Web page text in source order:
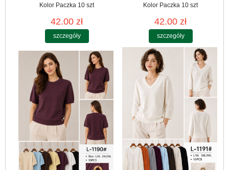
Kolor Paczka 10 szt
42.00 zł
szczegóły
Kolor Paczka 10 szt
42.00 zł
szczegóły